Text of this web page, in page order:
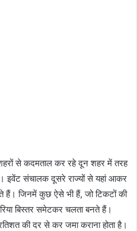
से कदमताल कर रहे दून शहर में तरह
इवेंट संचालक दूसरे राज्यों से यहां आकर
हैं। जिनमें कुछ ऐसे भी हैं, जो टिकटों की
बिस्तर समेटकर चलता बनते हैं।
की दर से कर जमा कराना होता है।